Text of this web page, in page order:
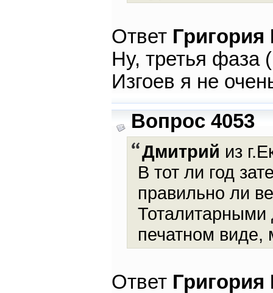
Ответ
Ну, третья фаза
Изгоев я не
Вопрос 4053
Дмитрий из
В тот ли год
правильно ли
печатном виде,
Ответ